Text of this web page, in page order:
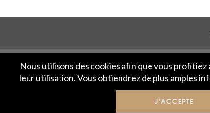
Nous utilisons des cookies afin que vous
leur utilisation. Vous obtiendrez de plus amples
J'ACCEPTE